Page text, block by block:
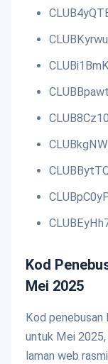
Kod
Mei 2025
Kod
untuk Mei
laman web